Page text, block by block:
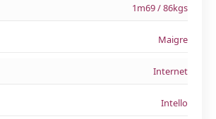
1m69 / 86kgs
Maigre
Internet
Intello